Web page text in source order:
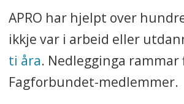
APRO har hjelpt over
ikkje var i arbeid eller
ti åra. Nedlegginga rammar
Fagforbundet-medlemmer.